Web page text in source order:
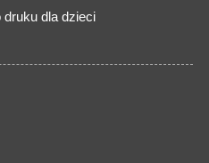
druku dla dzieci